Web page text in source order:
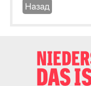
Назад